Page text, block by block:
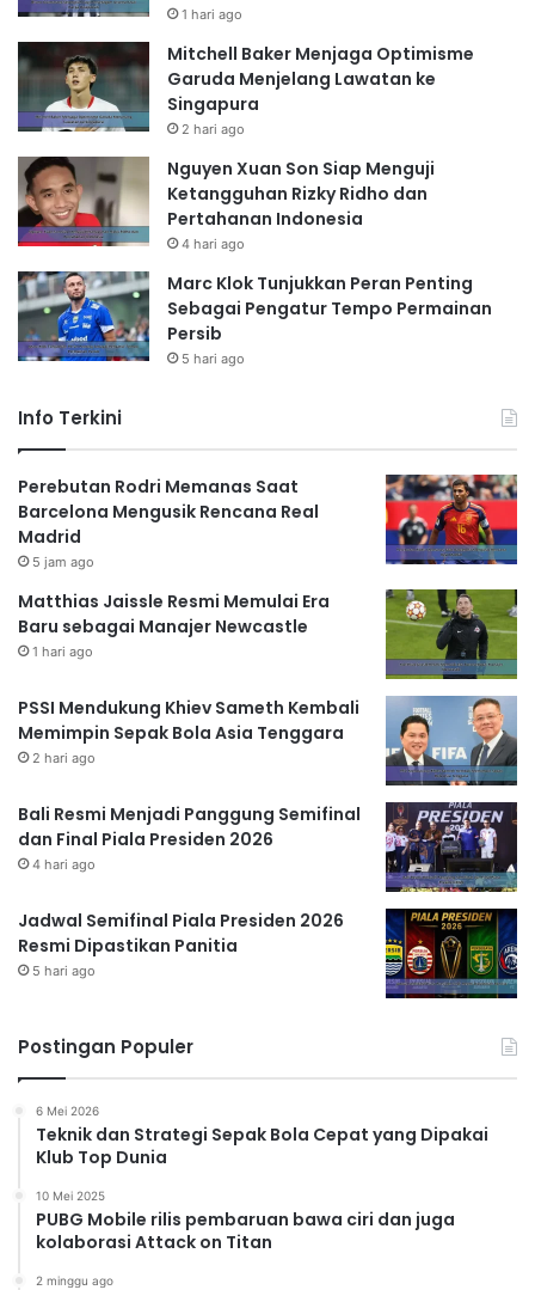
1 hari ago
Mitchell Baker Menjaga Optimisme
Garuda Menjelang Lawatan ke
Singapura
2 hari ago
Nguyen Xuan Son Siap Menguji
Ketangguhan Rizky Ridho dan
Pertahanan Indonesia
4 hari ago
Marc Klok Tunjukkan Peran Penting
Sebagai Pengatur Tempo Permainan
Persib
5 hari ago
Info Terkini
Perebutan Rodri Memanas Saat
Barcelona Mengusik Rencana Real
Madrid
5 jam ago
Matthias Jaissle Resmi Memulai Era
Baru sebagai Manajer Newcastle
1 hari ago
PSSI Mendukung Khiev Sameth Kembali
Memimpin Sepak Bola Asia Tenggara
2 hari ago
Bali Resmi Menjadi Panggung Semifinal
dan Final Piala Presiden 2026
4 hari ago
Jadwal Semifinal Piala Presiden 2026
Resmi Dipastikan Panitia
5 hari ago
Postingan Populer
6 Mei 2026
Teknik dan Strategi Sepak Bola Cepat yang Dipakai
Klub Top Dunia
10 Mei 2025
PUBG Mobile rilis pembaruan bawa ciri dan juga
kolaborasi Attack on Titan
2 minggu ago